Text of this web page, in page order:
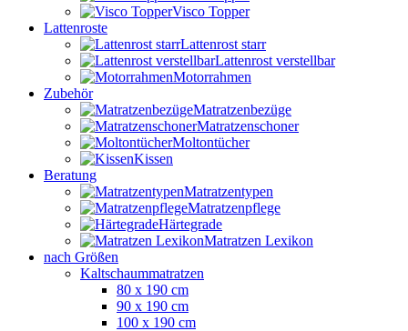
Visco Topper
Lattenroste
Lattenrost starr
Lattenrost verstellbar
Motorrahmen
Zubehör
Matratzenbezüge
Matratzenschoner
Moltontücher
Kissen
Beratung
Matratzentypen
Matratzenpflege
Härtegrade
Matratzen Lexikon
nach Größen
Kaltschaummatratzen
80 x 190 cm
90 x 190 cm
100 x 190 cm